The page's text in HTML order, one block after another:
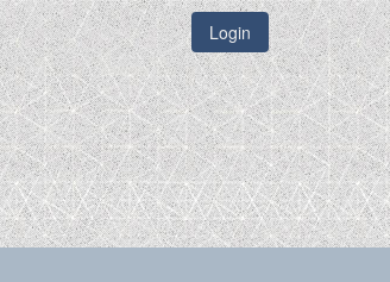
Login